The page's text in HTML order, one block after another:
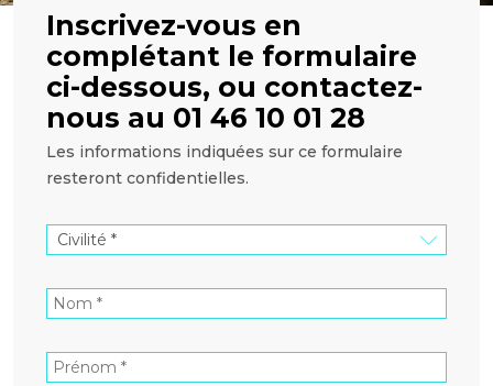
Inscrivez-vous en
complétant le formulaire
ci-dessous, ou contactez-
nous au 01 46 10 01 28
Les informations indiquées sur ce formulaire
resteront confidentielles.